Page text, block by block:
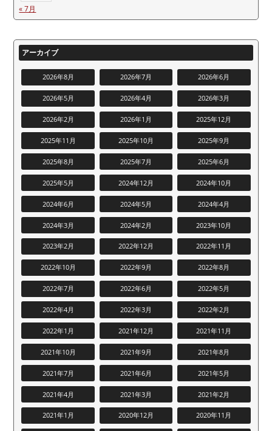
« 7月
アーカイブ
2026年8月 2026年7月 2026年6月
2026年5月 2026年4月 2026年3月
2026年2月 2026年1月 2025年12月
2025年11月 2025年10月 2025年9月
2025年8月 2025年7月 2025年6月
2025年5月 2024年12月 2024年10月
2024年6月 2024年5月 2024年4月
2024年3月 2024年2月 2023年10月
2023年2月 2022年12月 2022年11月
2022年10月 2022年9月 2022年8月
2022年7月 2022年6月 2022年5月
2022年4月 2022年3月 2022年2月
2022年1月 2021年12月 2021年11月
2021年10月 2021年9月 2021年8月
2021年7月 2021年6月 2021年5月
2021年4月 2021年3月 2021年2月
2021年1月 2020年12月 2020年11月